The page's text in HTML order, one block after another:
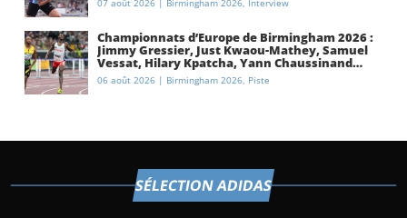
07 août 2026 | Birmingham 2026, Interview
Championnats d’Europe de Birmingham 2026 :
Jimmy Gressier, Just Kwaou-Mathey, Samuel
Vessat, Hilary Kpatcha, Yann Chaussinand…
Présentation de l’équipe de France
d’athlétisme
06 août 2026 | Birmingham 2026, Piste
SÉLECTION ADIDAS